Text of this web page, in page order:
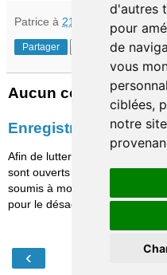
d'autres
pour
de
vous
ciblées,
notre
Patrice à 21:30
Partager
Aucun commentaire:
Enregistrer un
Afin de lutter contre le spam,
sont ouverts qu'aux personnes
soumis à modération (je suis
pour le désagrément causé…)
‹